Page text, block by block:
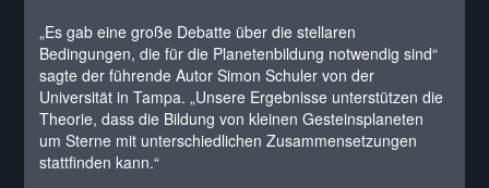
„Es gab eine große Debatte über die stellaren
Bedingungen, die für die Planetenbildung notwendig sind“
sagte der führende Autor Simon Schuler von der
Universität in Tampa. „Unsere Ergebnisse unterstützen die
Theorie, dass die Bildung von kleinen Gesteinsplaneten
um Sterne mit unterschiedlichen Zusammensetzungen
stattfinden kann.“